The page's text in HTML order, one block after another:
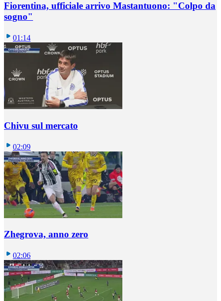
Fiorentina, ufficiale arrivo Mastantuono: "Colpo da
sogno"
01:14
Chivu sul mercato
02:09
Zhegrova, anno zero
02:06